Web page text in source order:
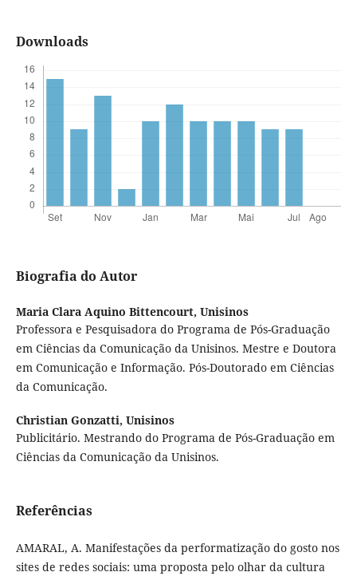
Downloads
Biografia do Autor
Maria Clara Aquino Bittencourt, Unisinos
Professora e Pesquisadora do Programa de Pós-Graduação
em Ciências da Comunicação da Unisinos. Mestre e Doutora
em Comunicação e Informação. Pós-Doutorado em Ciências
da Comunicação.
Christian Gonzatti, Unisinos
Publicitário. Mestrando do Programa de Pós-Graduação em
Ciências da Comunicação da Unisinos.
Referências
AMARAL, A. Manifestações da performatização do gosto nos
sites de redes sociais: uma proposta pelo olhar da cultura